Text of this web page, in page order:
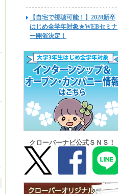
【自宅で視聴可能！】2028新卒
はじめ全学年対象★WEBセミナ
ー開催決定！
クローバーナビ公式ＳＮＳ！